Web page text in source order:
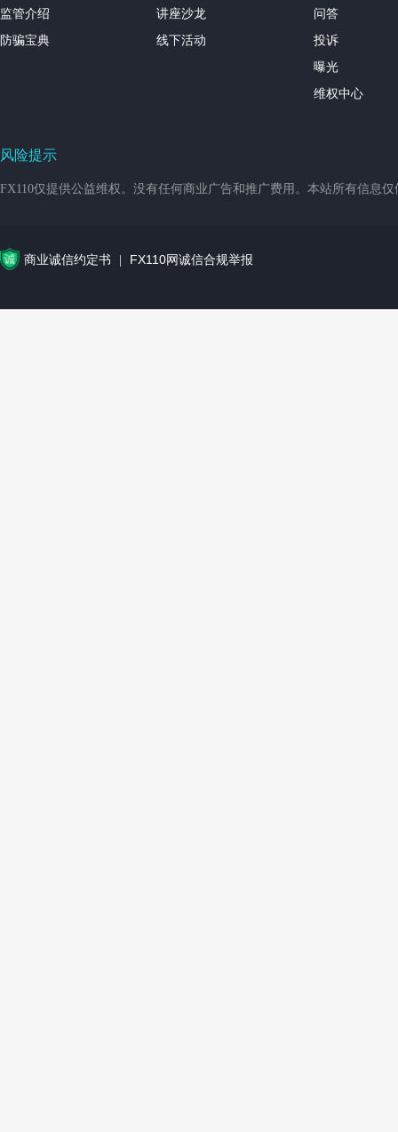
监管介绍
防骗宝典
讲座沙龙
线下活动
问答
投诉
曝光
维权中心
风险提示
FX110仅提供公益维权。没有任何商业广告和推广费用。本站所有信息
商业诚信约定书 FX110网诚信合规举报